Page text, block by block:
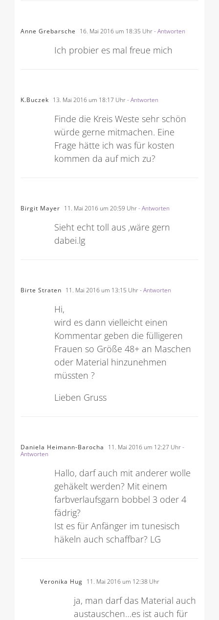
Anne Grebarsche 16. Mai 2016 um 18:35 Uhr- Antworten
Ich probier es mal freue mich
K.Buczek 13. Mai 2016 um 18:17 Uhr- Antworten
Finde die Kreis Weste sehr schön
würde gerne mitmachen. Eine
Frage hätte ich was für kosten
kommen da auf mich zu?
Birgit Mayer 11. Mai 2016 um 20:59 Uhr- Antworten
Sieht echt toll aus ,wäre gern
dabei.lg
Birte Straten 11. Mai 2016 um 13:15 Uhr- Antworten
Hi,
wird es dann vielleicht einen
Kommentar geben die fülligeren
Frauen so Größe 48+ an Maschen
oder Material hinzunehmen
müssten ?
Lieben Gruss
Daniela Heimann-Barocha 11. Mai 2016 um 12:27 Uhr-
Antworten
Hallo, darf auch mit anderer wolle
gehäkelt werden? Mit einem
farbverlaufsgarn bobbel 3 oder 4
fädrig?
Ist es für Anfänger im tunesisch
häkeln auch schaffbar? LG
Veronika Hug 11. Mai 2016 um 12:38 Uhr
ja, man darf das Material auch
austauschen…es ist auch für